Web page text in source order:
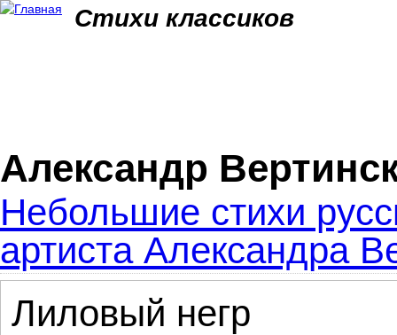
Стихи классиков
Александр
Небольшие стихи
артиста Александра
Лиловый негр